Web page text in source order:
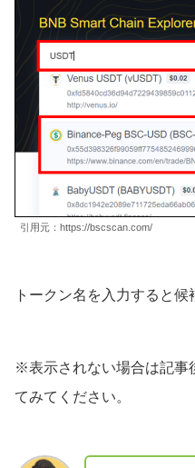
引用元：https://bscscan.com/
トークン名を入力すると候
※表示されない場合は記事
てみてください。